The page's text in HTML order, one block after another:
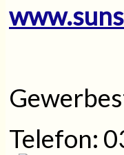
Telefon: